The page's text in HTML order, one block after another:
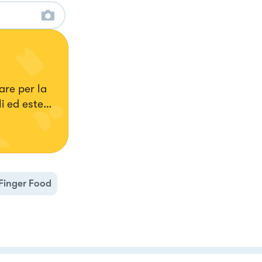
per la
ed esteri,
Food